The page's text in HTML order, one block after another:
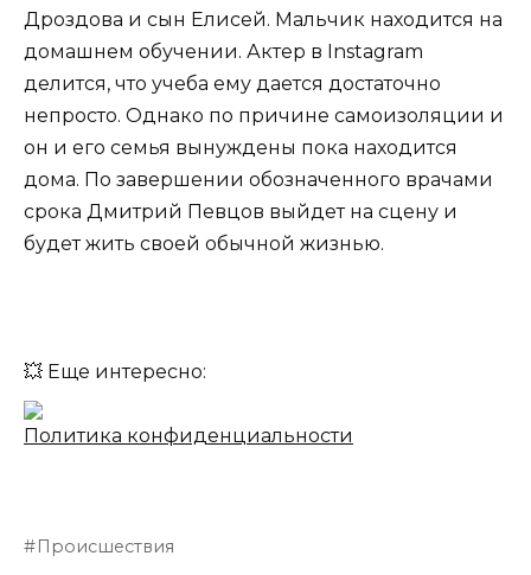
Дроздова и сын Елисей. Мальчик находится на
домашнем обучении. Актер в Instagram
делится, что учеба ему дается достаточно
непросто. Однако по причине самоизоляции и
он и его семья вынуждены пока находится
дома. По завершении обозначенного врачами
срока Дмитрий Певцов выйдет на сцену и
будет жить своей обычной жизнью.
💥 Еще интересно:
Политика конфиденциальности
Происшествия